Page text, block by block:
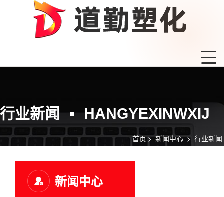
行业新闻 HANGYEXINWXIJ
首页 >新闻中心> 行业新闻
新闻中心